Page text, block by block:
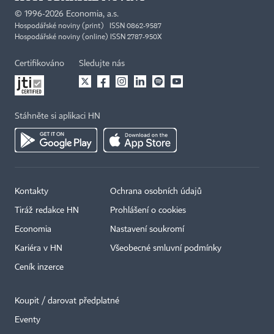
© 1996-2026 Economia, a.s.
Hospodářské noviny (print) ISSN 0862-9587
Hospodářské noviny (online) ISSN 2787-950X
Certifikováno Sledujte nás
Stáhněte si aplikaci HN
Kontakty
Tiráž redakce HN
Economia
Kariéra v HN
Ceník inzerce
Ochrana osobních údajů
Prohlášení o cookies
Nastavení soukromí
Všeobecné smluvní podmínky
Koupit / darovat předplatné
Eventy